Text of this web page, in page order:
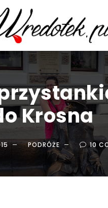
Krosna
PODRÓŻE 10